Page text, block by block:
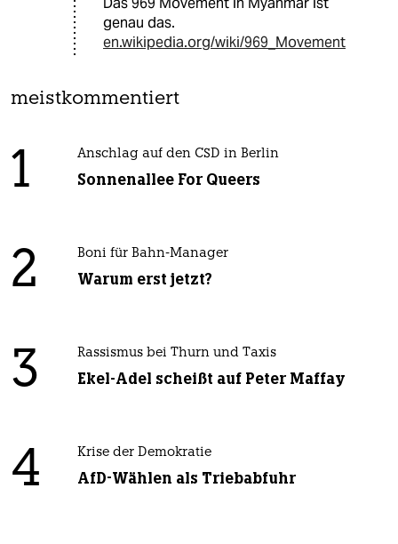
genau das.
en.wikipedia.org/wiki/969_Movement
meistkommentiert
1 Anschlag auf den CSD in Berlin
Sonnenallee For Queers
2 Boni für Bahn-Manager
Warum erst jetzt?
3 Rassismus bei Thurn und Taxis
Ekel-Adel scheißt auf Peter Maffay
4 Krise der Demokratie
AfD-Wählen als Triebabfuhr